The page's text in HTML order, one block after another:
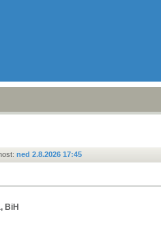
ned 2.8.2026 17:45
BiH